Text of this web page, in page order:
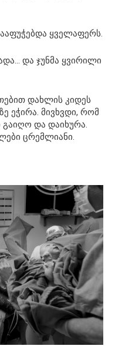
ყველაფერს.
და ჯუნმა ყვირილი
დახლის კიდეს
ეჭირა. მივხვდი, რომ
გაიღო და დაიხურა.
ცრემლიანი.